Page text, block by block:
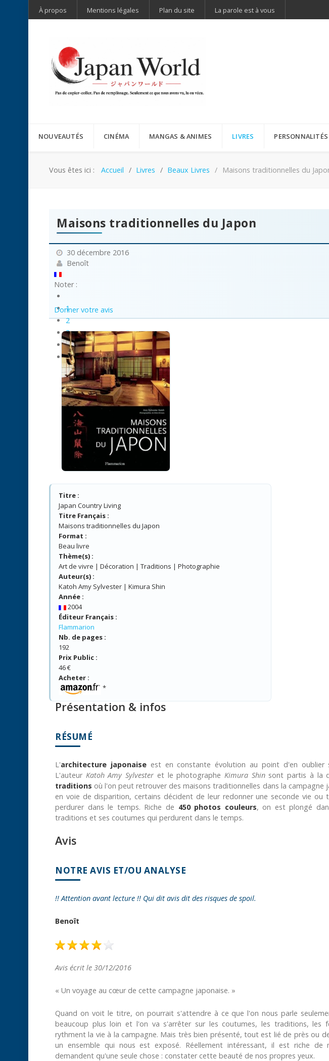
À propos Mentions légales Plan du site La parole est à vous
NOUVEAUTÉS CINÉMA MANGAS & ANIMES LIVRES PERSONNALITÉS
Vous êtes ici : Accueil Livres Beaux Livres Maisons traditionnelles du
Maisons traditionnelles du Japon
30 décembre 2016
Benoît
Noter :
1
2
3
4
5
Donner votre avis
Titre :
Japan Country Living
Titre Français :
Maisons traditionnelles du Japon
Format :
Beau livre
Thème(s) :
Art de vivre | Décoration | Traditions | Photographie
Auteur(s) :
Katoh Amy Sylvester | Kimura Shin
Année :
2004
Éditeur Français :
Flammarion
Nb. de pages :
192
Prix Public :
46 €
Acheter :
*
Présentation & infos
RÉSUMÉ
L'architecture japonaiseest en constante évolution au point d'en oublier
L'auteur Katoh Amy Sylvester et le photographe Kimura Shinsont partis à la
traditions où l'on peut retrouver des maisons traditionnelles dans la campagne
en voie de disparition, certains décident de leur redonner une seconde vie ou
perdurer dans le temps. Riche de 450 photos couleurs, on est plongé
traditions et ses coutumes qui perdurent dans le temps.
Avis
NOTRE AVIS ET/OU ANALYSE
!! Attention avant lecture !! Qui dit avis dit des risques de spoil.
Benoît
Avis écrit le 30/12/2016
« Un voyage au cœur de cette campagne japonaise. »
Quand on voit le titre, on pourrait s'attendre à ce que l'on nous parle
beaucoup plus loin et l'on va s'arrêter sur les coutumes, les traditions, les
rythment la vie à la campagne. Mais très bien présenté, tout est lié de près ou
un ensemble qui nous est exposé. Réellement intéressant, il est riche de
demandent qu'une seule chose : constater cette beauté de nos propres yeux.